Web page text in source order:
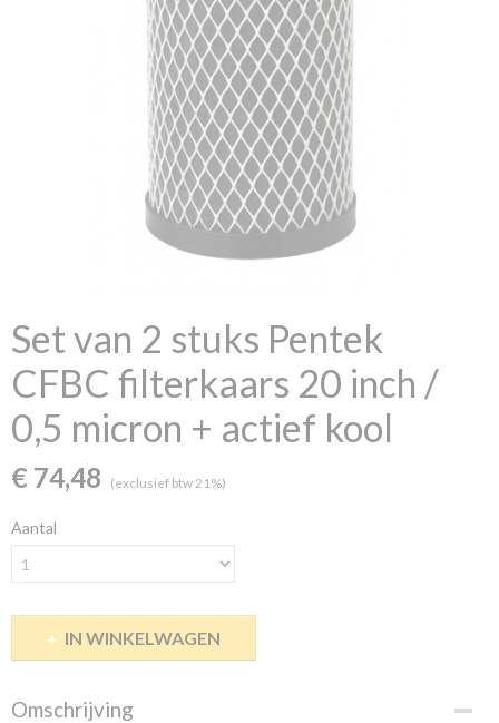
Set van 2 stuks Pentek
CFBC filterkaars 20 inch /
0,5 micron + actief kool
€ 74,48 (exclusief btw 21%)
Aantal
IN WINKELWAGEN
Omschrijving